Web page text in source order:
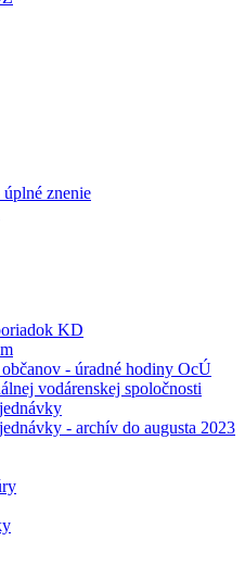
znenie
KD
- úradné hodiny OcÚ
vodárenskej spoločnosti
- archív do augusta 2023